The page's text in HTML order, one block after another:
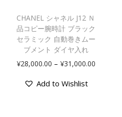
CHANEL シャネル J12 Ｎ
品コピー腕時計 ブラック
セラミック 自動巻きムー
ブメント ダイヤ入れ
¥28,000.00 – ¥31,000.00
Add to Wishlist